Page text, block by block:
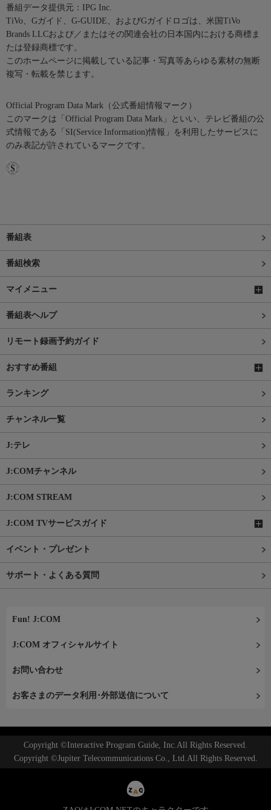
番組データ提供元：IPG Inc.
TiVo、Gガイド、G-GUIDE、およびGガイドロゴは、米国TiVo
Brands LLCおよび／またはその関連会社の日本国内における商標ま
たは登録商標です。
このホームページに掲載している記事・写真等あらゆる素材の無断
複写・転載を禁じます。
Official Program Data Mark（公式番組情報マーク）
このマークは「Official Program Data Mark」といい、テレビ番組の公
式情報である「SI(Service Information)情報」を利用したサービスに
のみ表記が許されているマークです。
番組表
番組検索
マイメニュー
番組表ヘルプ
リモート録画予約ガイド
おすすめ番組
ランキング
チャンネル一覧
J:テレ
J:COMチャンネル
J:COM STREAM
J:COM TVサービスガイド
イベント・プレゼント
サポート・よくある質問
Fun! J:COM
J:COM オフィシャルサイト
お問い合わせ
お客さまのデータ利用･外部送信について
Copyright ©Interactive Program Guide, Inc.All Rights Reserved.
Copyright ©Jupiter Telecommunications Co., Ltd.All Rights Reserved.